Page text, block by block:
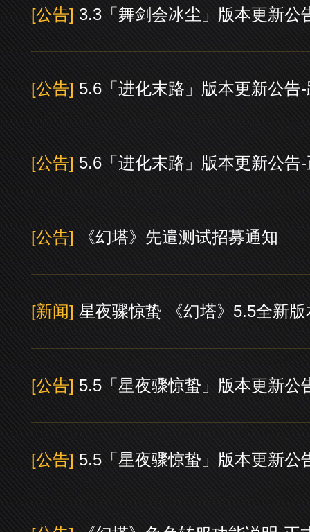
[公告] 3.3「舞剑会冰尘」版本更新公
[公告] 5.6「进化末路」版本更新公告
[公告] 5.6「进化末路」版本更新公告
[公告] 《幻塔》先遣测试招募通知
[新闻] 星夜骤惊蛰 《幻塔》5.5全新
[公告] 5.5「星夜骤惊蛰」版本更新公
[公告] 5.5「星夜骤惊蛰」版本更新公